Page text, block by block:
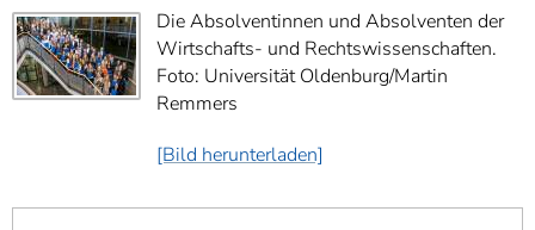
Die Absolventinnen und Absolventen der
Wirtschafts- und Rechtswissenschaften.
Foto: Universität Oldenburg/Martin
Remmers
[Bild herunterladen]